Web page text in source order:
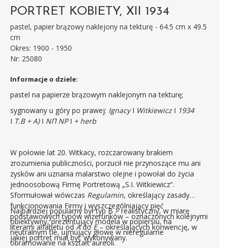
PORTRET KOBIETY, XII 1934
pastel, papier brązowy naklejony na tekturę - 64.5 cm x 49.5
cm
Okres: 1900 - 1950
Nr: 25080
Informacje o dziele:
pastel na papierze brązowym naklejonym na tekturę;
sygnowany u góry po prawej: IgnacyI Witkiewicz I 1934
I T.B + A)I NΠ NPI + herb
W połowie lat 20. Witkacy, rozczarowany brakiem
zrozumienia publiczności, porzucił nie przynoszące mu ani
zysków ani uznania malarstwo olejne i powołał do życia
jednoosobową Firmę Portretową „S.I. Witkiewicz“.
Sformułował wówczas Regulamin, określający zasady
funkcjonowania Firmy i wyszczególniający pięć
podstawowych typów wizerunków – oznaczonych kolejnymi
literami alfabetu odAdoE– określających konwencję, w
jakiej portret miał być wykonywany.
Najbardziej popularny był typ B – realistyczny, w miarę
obiektywny, prezentujący modela w popiersiu, na
neutralnym tle, ujmujący głowę w nieregularne
obramowanie na kształt aureoli.